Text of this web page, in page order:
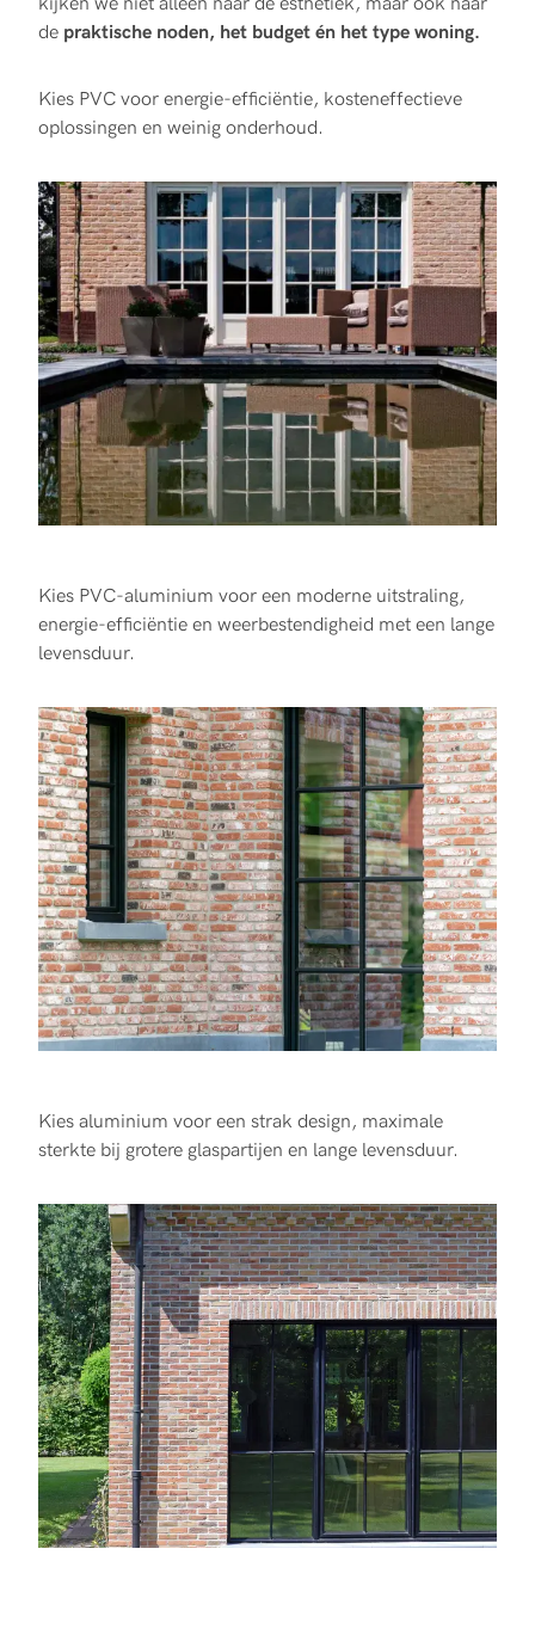
de praktische noden, het budget én het type woning.
Kies PVC voor energie-efficiëntie, kosteneffectieve
oplossingen en weinig onderhoud.
Kies PVC-aluminium voor een moderne uitstraling,
energie-efficiëntie en weerbestendigheid met een lange
levensduur.
Kies aluminium voor een strak design, maximale
sterkte bij grotere glaspartijen en lange levensduur.